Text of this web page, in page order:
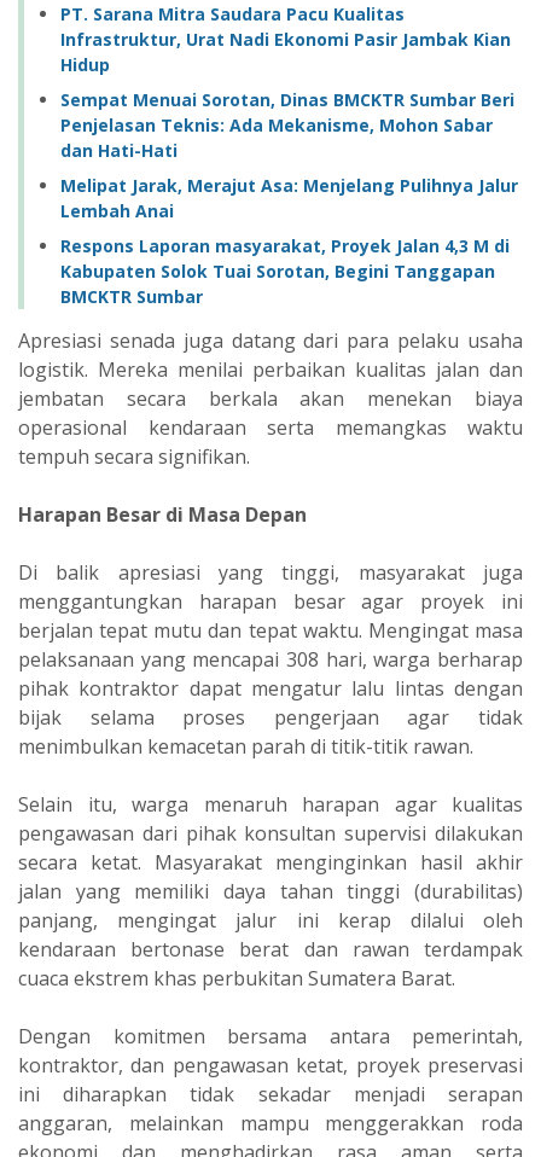
PT. Sarana Mitra Saudara Pacu Kualitas
Infrastruktur, Urat Nadi Ekonomi Pasir Jambak Kian
Hidup
Sempat Menuai Sorotan, Dinas BMCKTR Sumbar Beri
Penjelasan Teknis: Ada Mekanisme, Mohon Sabar
dan Hati-Hati
‎Melipat Jarak, Merajut Asa: Menjelang Pulihnya Jalur
Lembah Anai ‎
Respons Laporan masyarakat, Proyek Jalan 4,3 M di
Kabupaten Solok Tuai Sorotan, Begini Tanggapan
BMCKTR Sumbar
Apresiasi senada juga datang dari para pelaku usaha
logistik. Mereka menilai perbaikan kualitas jalan dan
jembatan secara berkala akan menekan biaya
operasional kendaraan serta memangkas waktu
tempuh secara signifikan.
Harapan Besar di Masa Depan
Di balik apresiasi yang tinggi, masyarakat juga
menggantungkan harapan besar agar proyek ini
berjalan tepat mutu dan tepat waktu. Mengingat masa
pelaksanaan yang mencapai 308 hari, warga berharap
pihak kontraktor dapat mengatur lalu lintas dengan
bijak selama proses pengerjaan agar tidak
menimbulkan kemacetan parah di titik-titik rawan.
Selain itu, warga menaruh harapan agar kualitas
pengawasan dari pihak konsultan supervisi dilakukan
secara ketat. Masyarakat menginginkan hasil akhir
jalan yang memiliki daya tahan tinggi (durabilitas)
panjang, mengingat jalur ini kerap dilalui oleh
kendaraan bertonase berat dan rawan terdampak
cuaca ekstrem khas perbukitan Sumatera Barat.
Dengan komitmen bersama antara pemerintah,
kontraktor, dan pengawasan ketat, proyek preservasi
ini diharapkan tidak sekadar menjadi serapan
anggaran, melainkan mampu menggerakkan roda
ekonomi dan menghadirkan rasa aman serta